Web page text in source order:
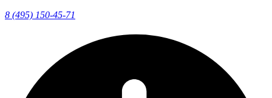
8 (495) 150-45-71